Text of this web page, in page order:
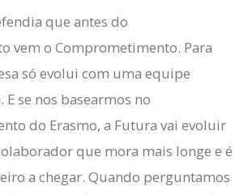
que antes do
vem o Comprometimento. Para
só evolui com uma equipe
se nos basearmos no
do Erasmo, a Futura vai evoluir
que mora mais longe e é
a chegar. Quando perguntamos